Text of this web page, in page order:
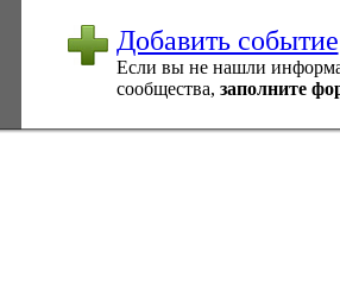
Добавить событие
Если вы не нашли
сообщества, заполните